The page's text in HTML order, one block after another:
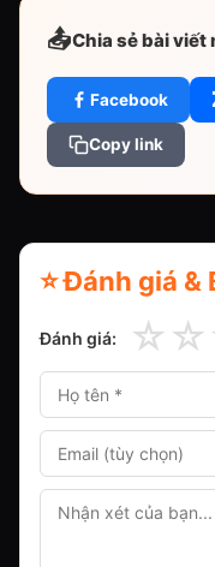
📤Chia sẻ bài viết
Facebook
Copy link
⭐ Đánh giá &
Đánh giá: ☆ ☆